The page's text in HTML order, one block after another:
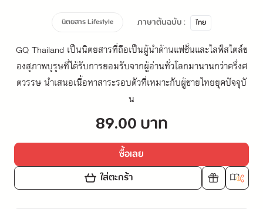
นิตยสาร Lifestyle ภาษาต้นฉบับ : ไทย
GQ Thailand เป็นนิตยสารที่ถือเป็นผู้นำด้านแฟชั่นและไลฟ์สไตล์ข
องสุภาพบุรุษที่ได้รับการยอมรับจากผู้อ่านทั่วโลกมานานกว่าครึ่งศ
ตวรรษ นำเสนอเนื้อหาสาระรอบตัวที่เหมาะกับผู้ชายไทยยุคปัจจุบั
น
89.00 บาท
ซื้อเลย
ใส่ตะกร้า